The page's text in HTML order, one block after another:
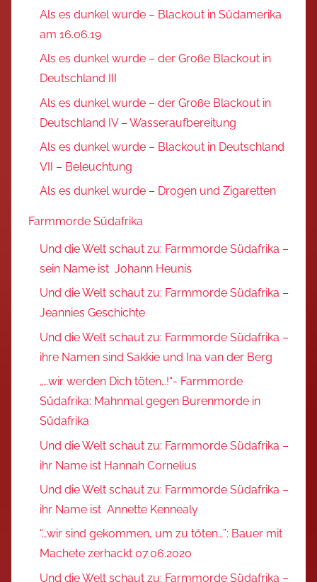
Als es dunkel wurde – Blackout in Südamerika
am 16.06.19
Als es dunkel wurde – der Große Blackout in
Deutschland III
Als es dunkel wurde – der Große Blackout in
Deutschland IV – Wasseraufbereitung
Als es dunkel wurde – Blackout in Deutschland
VII – Beleuchtung
Als es dunkel wurde – Drogen und Zigaretten
Farmmorde Südafrika
Und die Welt schaut zu: Farmmorde Südafrika –
sein Name ist Johann Heunis
Und die Welt schaut zu: Farmmorde Südafrika –
Jeannies Geschichte
Und die Welt schaut zu: Farmmorde Südafrika –
ihre Namen sind Sakkie und Ina van der Berg
„…wir werden Dich töten…!“- Farmmorde
Südafrika: Mahnmal gegen Burenmorde in
Südafrika
Und die Welt schaut zu: Farmmorde Südafrika –
ihr Name ist Hannah Cornelius
Und die Welt schaut zu: Farmmorde Südafrika –
ihr Name ist Annette Kennealy
“…wir sind gekommen, um zu töten…”: Bauer mit
Machete zerhackt 07.06.2020
Und die Welt schaut zu: Farmmorde Südafrika –